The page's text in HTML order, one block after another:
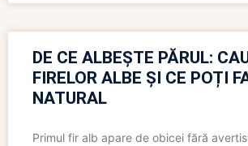
DE CE ALBEȘTE PĂRUL:
FIRELOR ALBE ȘI CE POȚI
NATURAL
Primul fir alb apare de obicei fără